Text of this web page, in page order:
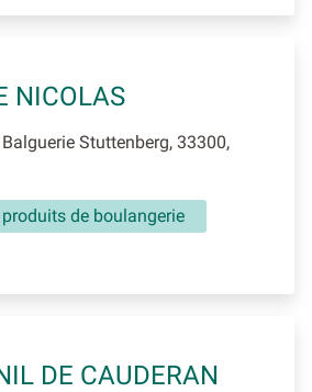
NICOLAS
Stuttenberg, 33300,
de boulangerie
DE CAUDERAN